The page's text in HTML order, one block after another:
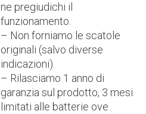
ne pregiudichi il
funzionamento.
– Non forniamo le scatole
originali (salvo diverse
indicazioni).
– Rilasciamo 1 anno di
garanzia sul prodotto, 3 mesi
limitati alle batterie ove